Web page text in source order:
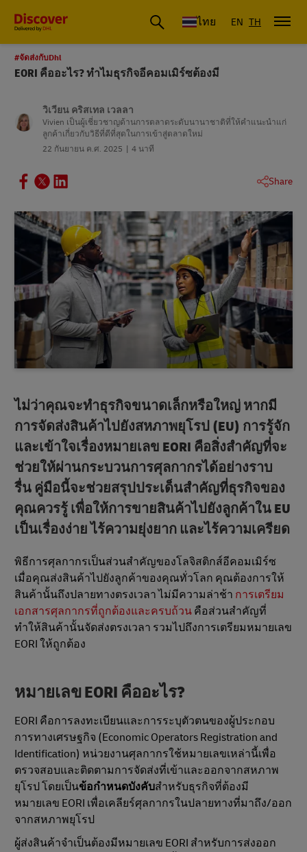
ดีเอชแอล ประเทศไทย ไทย EN TH
#จัดส่งกับDhl
EORI คืออะไร? ทำไมธุรกิจอีคอมเมิร์ซต้องมี
วิเวียน คริสเทล เวลลา
Vivien เป็นผู้เชี่ยวชาญด้านการตลาดระดับนานาชาติที่ให้คําแนะนําแก่
ลูกค้าเกี่ยวกับวิธีที่ดีที่สุดในการเข้าสู่ตลาดใหม่
22 กันยายน ค.ศ. 2025
4 นาที
Share
ไม่ว่าคุณจะทำธุรกิจขนาดเล็กหรือใหญ่ หากมี
การจัดส่งสินค้าไปยังสหภาพยุโรป (EU) การรู้จัก
และเข้าใจเรื่องหมายเลข EORI คือสิ่งสำคัญที่จะ
ช่วยให้ผ่านกระบวนการศุลกากรได้อย่างราบ
รื่น คู่มือนี้จะช่วยสรุปประเด็นสำคัญที่ธุรกิจของ
คุณควรรู้ เพื่อให้การขายสินค้าไปยังลูกค้าใน EU
เป็นเรื่องง่าย ไร้ความยุ่งยาก และไร้ความเครียด
พิธีการศุลกากรเป็นส่วนสำคัญของโลจิสติกส์อีคอมเมิร์ซ
เมื่อคุณส่งสินค้าไปยังลูกค้าของคุณทั่วโลก คุณต้องการให้
สินค้านั้นถึงปลายทางตรงเวลา ไม่มีความล่าช้า การเตรียม
เอกสารศุลกากรที่ถูกต้องและครบถ้วน คือส่วนสำคัญที่
ทำให้สินค้านั้นจัดส่งตรงเวลา รวมไปถึงการเตรียมหมายเลข
EORI ให้ถูกต้อง
หมายเลข EORI คืออะไร?
EORI คือการลงทะเบียนและการระบุตัวตนของผู้ประกอบ
การทางเศรษฐกิจ (Economic Operators Registration and
Identification) หน่วยงานศุลกากรใช้หมายเลขเหล่านี้เพื่อ
ตรวจสอบและติดตามการจัดส่งที่เข้าและออกจากสหภาพ
ยุโรป โดยเป็นข้อกําหนดบังคับสําหรับธุรกิจที่ต้องมี
หมายเลข EORI เพื่อเคลียร์ศุลกากรในปลายทางที่มาถึง/ออก
จากสหภาพยุโรป
ผู้ส่งสินค้าจำเป็นต้องมีหมายเลข EORI สำหรับการส่งออก